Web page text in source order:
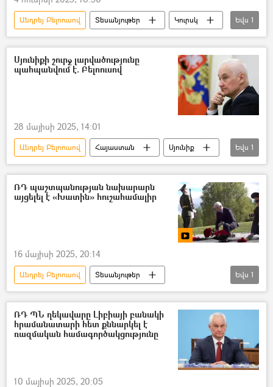
Անդրեյ Բելոուսով Տեսանյութեր
Կուրսկ
ականազերծում
Եվս 1
Սյունիքի շուրջ լարվածությունը
պահպանվում է. Բելոուսով
28 մայիսի 2025, 14:01
Անդրեյ Բելոուսով Հայաստան
Սյունիք
Հարավային Կովկաս
Եվս 1
ՌԴ պաշտպանության նախարարն
այցելել է «Խատին» հուշահամալիր
16 մայիսի 2025, 20:14
Անդրեյ Բելոուսով
Տեսանյութեր
Հայրենական մեծ պատերազմ
Եվս 1
ՌԴ ՊՆ ղեկավարը Լիբիայի բանակի
հրամանատարի հետ քննարկել է
ռազմական համագործակցությունը
10 մայիսի 2025, 20:05